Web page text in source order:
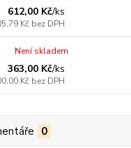
612,00 Kč/ks
Kč bez DPH
363,00 Kč/ks
Kč bez DPH
Není skladem
0